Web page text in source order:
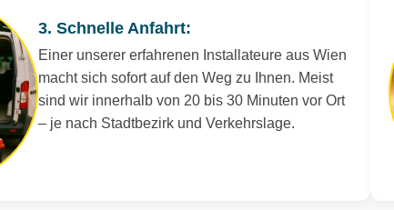
3. Schnelle Anfahrt:
Einer unserer erfahrenen Installateure aus Wien
macht sich sofort auf den Weg zu Ihnen. Meist
sind wir innerhalb von 20 bis 30 Minuten vor Ort
– je nach Stadtbezirk und Verkehrslage.